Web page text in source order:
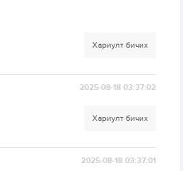
Хариулт бичих
2025-08-18 03:37:02
Хариулт бичих
2025-08-18 03:37:01